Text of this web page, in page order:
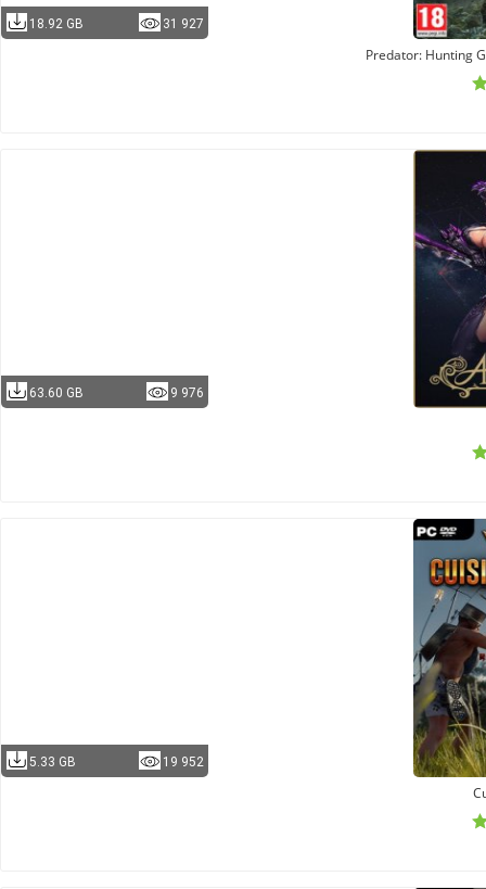
18.92 GB 31 927
Predator: Hunting
63.60 GB 9 976
5.33 GB 19 952